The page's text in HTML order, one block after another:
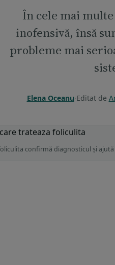
În cele mai
inofensivă, însă
probleme mai
Elena Oceanu·Editat de
confirmă diagnosticul și